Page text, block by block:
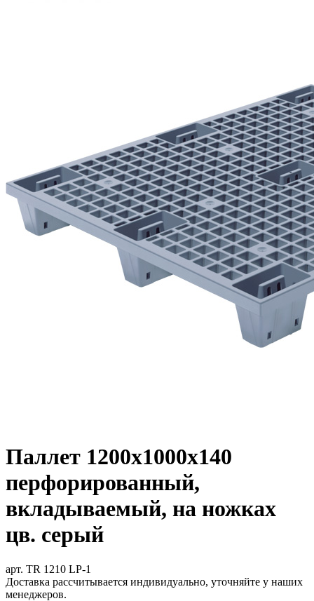
Паллет 1200х1000х140
перфорированный,
вкладываемый, на ножках
цв. серый
арт. TR 1210 LP-1
Доставка рассчитывается индивидуально, уточняйте у наших
менеджеров.